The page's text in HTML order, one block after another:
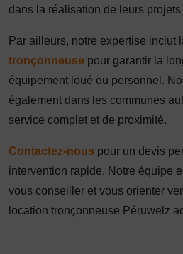
dans la réalisation de leurs projets
Par ailleurs, notre expertise inclut
tronçonneuse pour garantir la
équipement loué ou personnel.
également dans les communes
service complet et de proximité.
Contactez-nous pour un devis
intervention rapide. Notre équipe
vous conseiller et vous orienter
location tronçonneuse Péruwelz